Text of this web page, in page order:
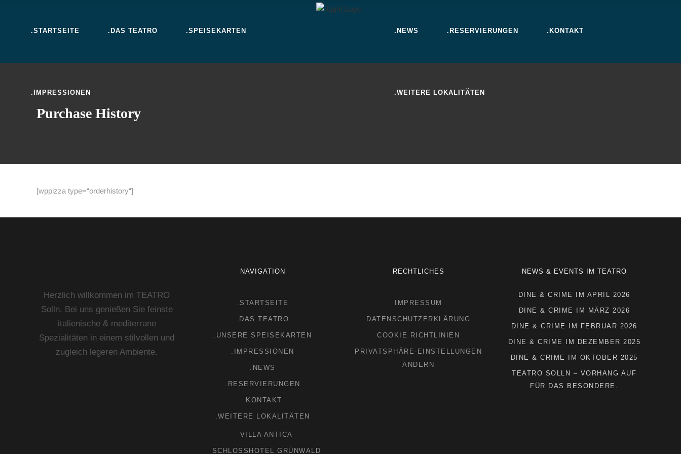
.STARTSEITE .DAS TEATRO .SPEISEKARTEN
.IMPRESSIONEN
.NEWS .RESERVIERUNGEN .KONTAKT
.WEITERE LOKALITÄTEN
Purchase History
[wppizza type=“orderhistory“]
Herzlich willkommen im TEATRO
Solln. Bei uns genießen Sie feinste
italienische & mediterrane
Spezialitäten in einem stilvollen und
zugleich legeren Ambiente.
NAVIGATION
.STARTSEITE
.DAS TEATRO
.UNSERE SPEISEKARTEN
.IMPRESSIONEN
.NEWS
.RESERVIERUNGEN
.KONTAKT
.WEITERE LOKALITÄTEN
VILLA ANTICA
SCHLOSSHOTEL GRÜNWALD
RECHTLICHES
IMPRESSUM
DATENSCHUTZERKLÄRUNG
COOKIE RICHTLINIEN
PRIVATSPHÄRE-EINSTELLUNGEN
ÄNDERN
NEWS & EVENTS IM TEATRO
DINE & CRIME IM APRIL 2026
DINE & CRIME IM MÄRZ 2026
DINE & CRIME IM FEBRUAR 2026
DINE & CRIME IM DEZEMBER 2025
DINE & CRIME IM OKTOBER 2025
TEATRO SOLLN – VORHANG AUF
FÜR DAS BESONDERE.